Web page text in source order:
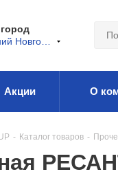
Акции О
- Каталог товаров -